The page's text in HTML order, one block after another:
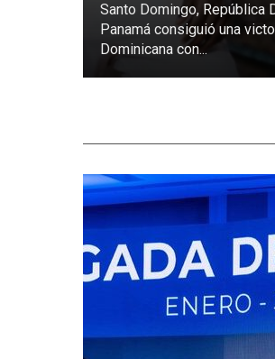
Santo Domingo, República
Panamá consiguió una
Dominicana con...